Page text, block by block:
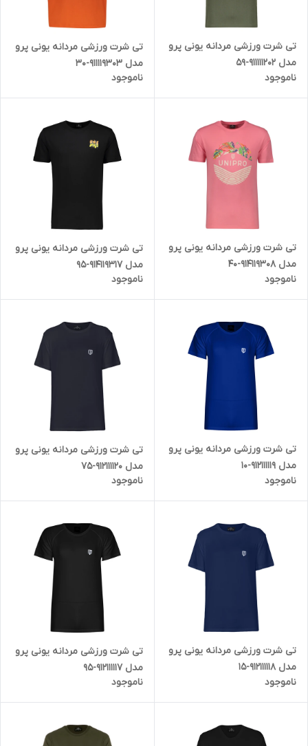
تی شرت ورزشی مردانه یونی پرو
مدل 911111202-59
ناموجود
تی شرت ورزشی مردانه یونی پرو
مدل 911119303-30
ناموجود
تی شرت ورزشی مردانه یونی پرو
مدل 914119308-40
ناموجود
تی شرت ورزشی مردانه یونی پرو
مدل 914119317-95
ناموجود
تی شرت ورزشی مردانه یونی پرو
مدل 912111119-10
ناموجود
تی شرت ورزشی مردانه یونی پرو
مدل 912111120-75
ناموجود
تی شرت ورزشی مردانه یونی پرو
مدل 912111118-15
ناموجود
تی شرت ورزشی مردانه یونی پرو
مدل 912111117-95
ناموجود